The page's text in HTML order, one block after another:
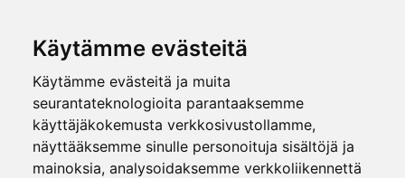
Käytämme evästeitä
Käytämme evästeitä ja muita
seurantateknologioita parantaaksemme
käyttäjäkokemusta verkkosivustollamme,
näyttääksemme sinulle personoituja sisältöjä ja
mainoksia, analysoidaksemme verkkoliikennettä